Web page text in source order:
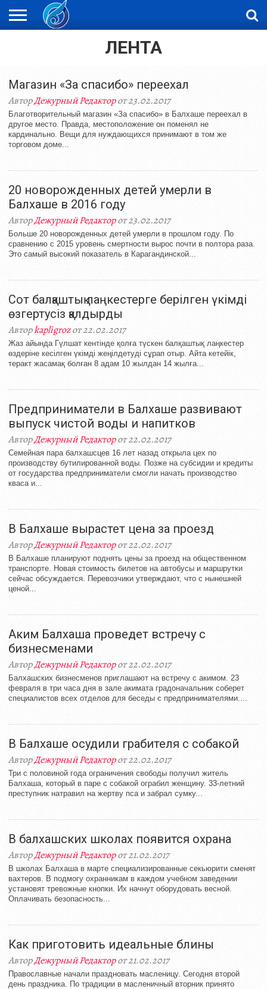
ЛЕНТА
Магазин «За спасибо» переехал
АвторДежурный Редакторот 23.02.2017
Благотворительный магазин «За спасибо» в Балхаше переехал в
другое место. Правда, местоположение он поменял не
кардинально. Вещи для нуждающихся принимают в том же
торговом доме...
20 новорожденных детей умерли в
Балхаше в 2016 году
АвторДежурный Редакторот 23.02.2017
Больше 20 новорожденных детей умерли в прошлом году. По
сравнению с 2015 уровень смертности вырос почти в полтора раза.
Это самый высокий показатель в Карагандинской...
Сот балқаштық лаңкестерге берілген үкімді
өзгертусіз қалдырды
Авторkapligrozот 22.02.2017
Жаз айында Гүлшат кентінде қолға түскен балқаштық лаңкестер
өздеріне кесілген үкімді жеңілдетуді сұрап отыр. Айта кетейік,
теракт жасамақ болған 8 адам 10 жылдан 14 жылға...
Предприниматели в Балхаше развивают
выпуск чистой воды и напитков
АвторДежурный Редакторот 22.02.2017
Семейная пара балхашсцев 16 лет назад открыла цех по
производству бутилированной воды. Позже на субсидии и кредиты
от государства предприниматели смогли начать производство
кваса и...
В Балхаше вырастет цена за проезд
АвторДежурный Редакторот 22.02.2017
В Балхаше планируют поднять цены за проезд на общественном
транспорте. Новая стоимость билетов на автобусы и маршрутки
сейчас обсуждается. Перевозчики утверждают, что с нынешней
ценой...
Аким Балхаша проведет встречу с
бизнесменами
АвторДежурный Редакторот 22.02.2017
Балхашских бизнесменов приглашают на встречу с акимом. 23
февраля в три часа дня в зале акимата градоначальник соберет
специалистов всех отделов для беседы с предпринимателями....
В Балхаше осудили грабителя с собакой
АвторДежурный Редакторот 22.02.2017
Три с половиной года ограничения свободы получил житель
Балхаша, который в паре с собакой ограбил женщину. 33-летний
преступник натравил на жертву пса и забрал сумку...
В балхашских школах появится охрана
АвторДежурный Редакторот 21.02.2017
В школах Балхаша в марте специализированные секьюрити сменят
вахтеров. В подмогу охранникам в каждом учебном заведении
установят тревожные кнопки. Их начнут оборудовать весной.
Оплачивать безопасность...
Как приготовить идеальные блины
АвторДежурный Редакторот 21.02.2017
Православные начали праздновать масленицу. Сегодня второй
день праздника. По традиции в масленичный вторник принято